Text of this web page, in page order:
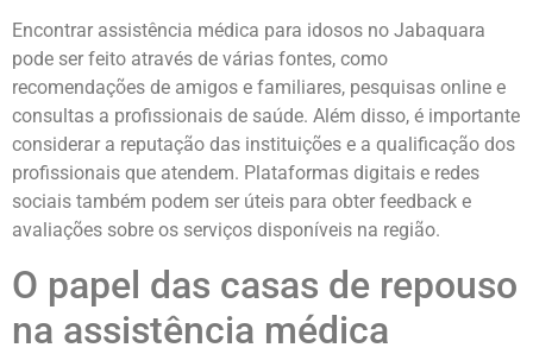
Encontrar assistência médica para idosos no Jabaquara
pode ser feito através de várias fontes, como
recomendações de amigos e familiares, pesquisas online e
consultas a profissionais de saúde. Além disso, é importante
considerar a reputação das instituições e a qualificação dos
profissionais que atendem. Plataformas digitais e redes
sociais também podem ser úteis para obter feedback e
avaliações sobre os serviços disponíveis na região.
O papel das casas de repouso
na assistência médica